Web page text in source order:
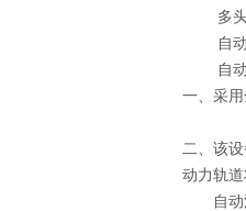
多头
自动
自动
一、采
二、该
动力轨
自动灌